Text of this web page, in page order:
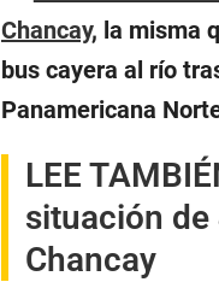
Chancay, la misma
bus cayera al río
Panamericana
LEE
situación de
Chancay